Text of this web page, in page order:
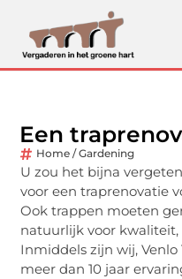
Een
Home / Gardening
U zou het bijna
voor een traprenovatie
Ook trappen moeten
natuurlijk voor
Inmiddels zijn wij,
meer dan 10 jaar